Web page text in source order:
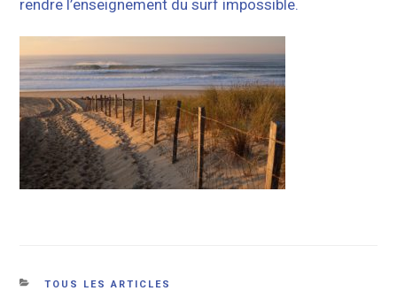
rendre l’enseignement du surf impossible.
Catégories
TOUS LES ARTICLES